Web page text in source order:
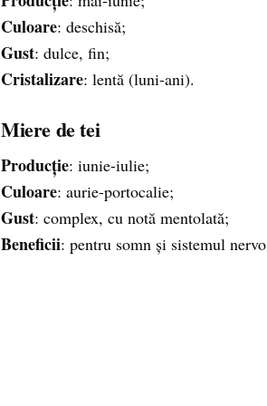
Culoare: deschisă;
Gust: dulce, fin;
Cristalizare: lentă (luni-ani).
Miere de tei
Producție: iunie-iulie;
Culoare: aurie-portocalie;
Gust: complex, cu notă mentolată;
Beneficii: pentru somn și sistemul